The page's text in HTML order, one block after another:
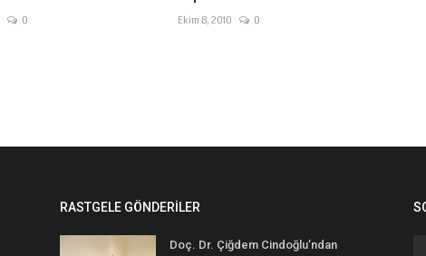
0 Ekim 8, 2010 0
RASTGELE GÖNDERILER
Doç. Dr. Çiğdem Cindoğlu’ndan